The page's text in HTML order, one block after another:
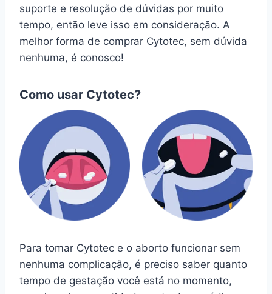
suporte e resolução de dúvidas por muito
tempo, então leve isso em consideração. A
melhor forma de comprar Cytotec, sem dúvida
nenhuma, é conosco!
Como usar Cytotec?
Para tomar Cytotec e o aborto funcionar sem
nenhuma complicação, é preciso saber quanto
tempo de gestação você está no momento,